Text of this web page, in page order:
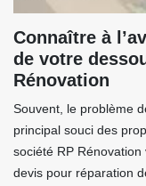
Connaître à
de votre
Rénovation
Souvent, le problème
principal souci des
société RP
devis pour réparation